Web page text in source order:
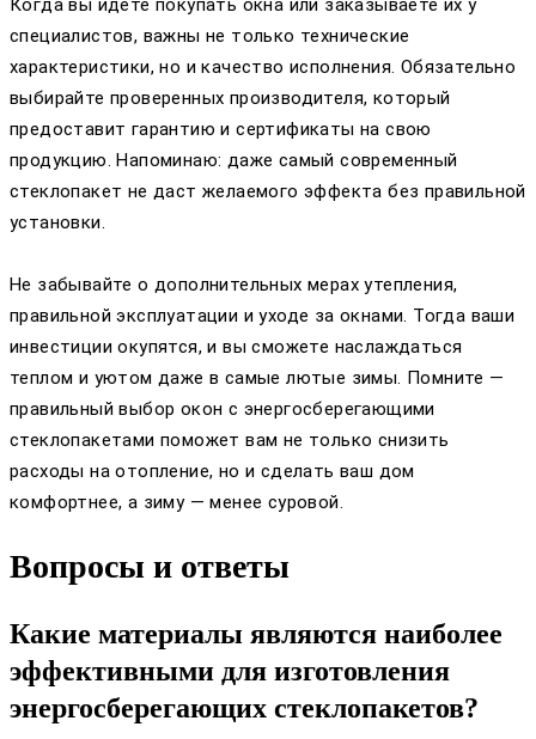
Когда вы идете покупать окна или заказываете их у
специалистов, важны не только технические
характеристики, но и качество исполнения. Обязательно
выбирайте проверенных производителя, который
предоставит гарантию и сертификаты на свою
продукцию. Напоминаю: даже самый современный
стеклопакет не даст желаемого эффекта без правильной
установки.
Не забывайте о дополнительных мерах утепления,
правильной эксплуатации и уходе за окнами. Тогда ваши
инвестиции окупятся, и вы сможете наслаждаться
теплом и уютом даже в самые лютые зимы. Помните —
правильный выбор окон с энергосберегающими
стеклопакетами поможет вам не только снизить
расходы на отопление, но и сделать ваш дом
комфортнее, а зиму — менее суровой.
Вопросы и ответы
Какие материалы являются наиболее
эффективными для изготовления
энергосберегающих стеклопакетов?